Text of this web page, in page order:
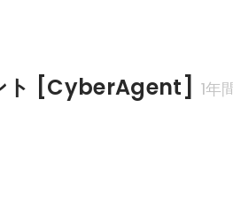
ト [CyberAgent] 1年